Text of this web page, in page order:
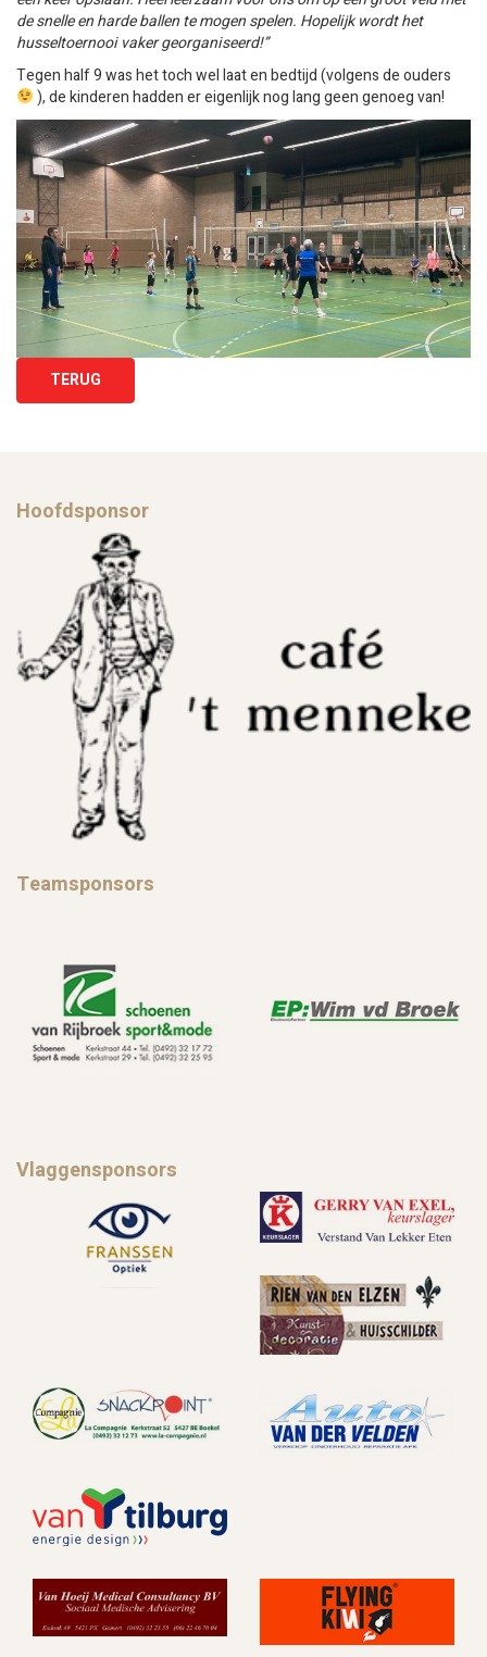
de snelle en harde ballen te mogen spelen. Hopelijk wordt het
husseltoernooi vaker georganiseerd!”
Tegen half 9 was het toch wel laat en bedtijd (volgens de ouders
), de kinderen hadden er eigenlijk nog lang geen genoeg van!
TERUG
Hoofdsponsor
Teamsponsors
Vlaggensponsors